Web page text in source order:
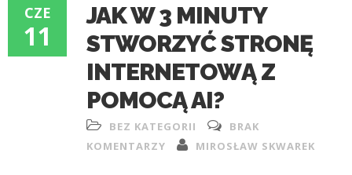
CZE
11
JAK W 3 MINUTY
STWORZYĆ STRONĘ
INTERNETOWĄ Z
POMOCĄ AI?
BEZ KATEGORII
BRAK
KOMENTARZY
MIROSŁAW SKWAREK